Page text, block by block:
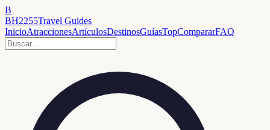
B
BH2255Travel Guides
InicioAtraccionesArtículosDestinosGuíasTopCompararFAQ